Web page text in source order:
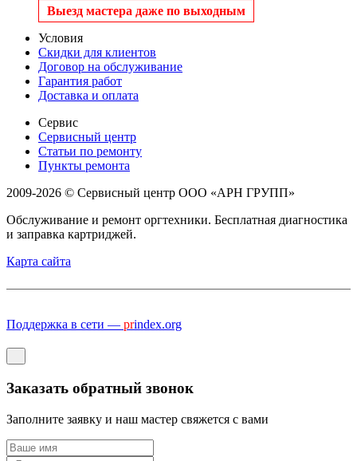
Выезд мастера даже по выходным
Условия
Скидки для клиентов
Договор на обслуживание
Гарантия работ
Доставка и оплата
Сервис
Сервисный центр
Статьи по ремонту
Пункты ремонта
2009-2026 © Сервисный центр ООО «АРН ГРУПП»
Обслуживание и ремонт оргтехники. Бесплатная диагностика
и заправка картриджей.
Карта сайта
Поддержка в сети — prindex.org
Заказать обратный звонок
Заполните заявку и наш мастер свяжется с вами